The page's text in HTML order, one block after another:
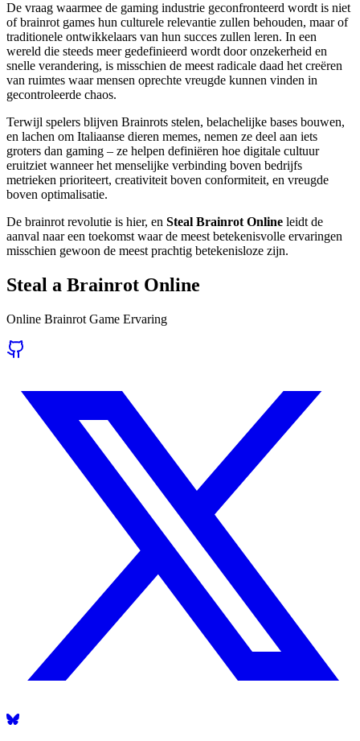
De vraag waarmee de gaming industrie geconfronteerd wordt is niet
of brainrot games hun culturele relevantie zullen behouden, maar of
traditionele ontwikkelaars van hun succes zullen leren. In een
wereld die steeds meer gedefinieerd wordt door onzekerheid en
snelle verandering, is misschien de meest radicale daad het creëren
van ruimtes waar mensen oprechte vreugde kunnen vinden in
gecontroleerde chaos.
Terwijl spelers blijven Brainrots stelen, belachelijke bases bouwen,
en lachen om Italiaanse dieren memes, nemen ze deel aan iets
groters dan gaming – ze helpen definiëren hoe digitale cultuur
eruitziet wanneer het menselijke verbinding boven bedrijfs
metrieken prioriteert, creativiteit boven conformiteit, en vreugde
boven optimalisatie.
De brainrot revolutie is hier, en Steal Brainrot Online leidt de
aanval naar een toekomst waar de meest betekenisvolle ervaringen
misschien gewoon de meest prachtig betekenisloze zijn.
Steal a Brainrot Online
Online Brainrot Game Ervaring